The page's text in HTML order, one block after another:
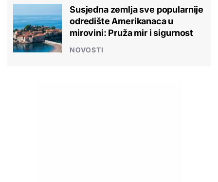
Susjedna zemlja sve popularnije
odredište Amerikanaca u
mirovini: Pruža mir i sigurnost
NOVOSTI